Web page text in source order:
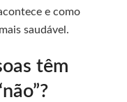
e como
saudável.
têm